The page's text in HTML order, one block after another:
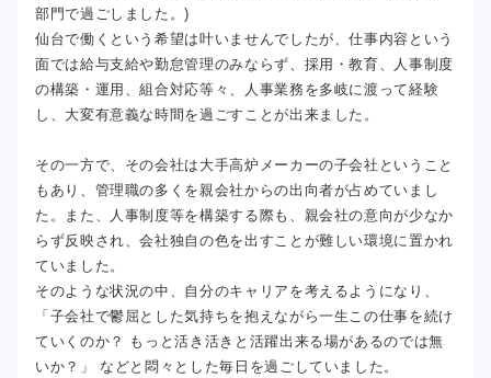
部門で過ごしました。)
仙台で働くという希望は叶いませんでしたが、仕事内容という
面では給与支給や勤怠管理のみならず、採用・教育、人事制度
の構築・運用、組合対応等々、人事業務を多岐に渡って経験
し、大変有意義な時間を過ごすことが出来ました。
その一方で、その会社は大手高炉メーカーの子会社ということ
もあり、管理職の多くを親会社からの出向者が占めていまし
た。また、人事制度等を構築する際も、親会社の意向が少なか
らず反映され、会社独自の色を出すことが難しい環境に置かれ
ていました。
そのような状況の中、自分のキャリアを考えるようになり、
「子会社で鬱屈とした気持ちを抱えながら一生この仕事を続け
ていくのか？ もっと活き活きと活躍出来る場があるのでは無
いか？」 などと悶々とした毎日を過ごしていました。